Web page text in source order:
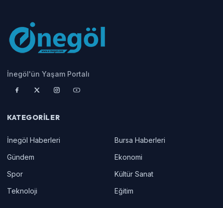
İnegöl'ün Yaşam Portalı
KATEGORILER
İnegöl Haberleri
Bursa Haberleri
Gündem
Ekonomi
Spor
Kültür Sanat
Teknoloji
Eğitim